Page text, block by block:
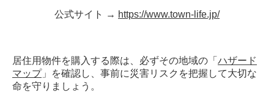
公式サイト → https://www.town-life.jp/
居住用物件を購入する際は、必ずその地域の「 ハザード
マップ」を確認し、事前に災害リスクを把握して大切な
命を守りましょう。